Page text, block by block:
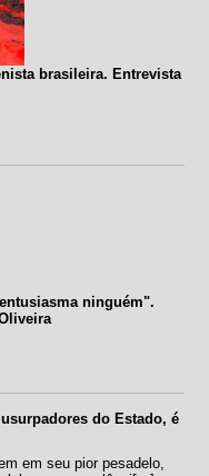
brasileira. Entrevista
ninguém".
do Estado, é
em seu pior pesadelo,